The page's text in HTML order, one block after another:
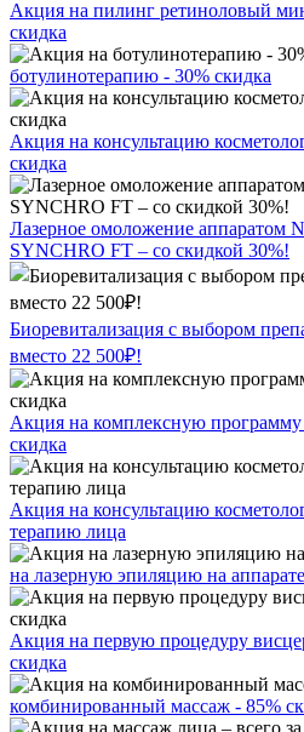
Акция на пилинг ретиноловый
скидка
ботулинотерапию - 30% скидка
Акция на консультацию
скидка
Лазерное омоложение аппаратом
SYNCHRO FT – со скидкой 30%!
Биоревитализация с выбором
вместо 22 500₽!
Акция на комплексную
скидка
Акция на консультацию
терапию лица
на лазерную эпиляцию на
Акция на первую процедуру
скидка
комбинированный массаж - 85%